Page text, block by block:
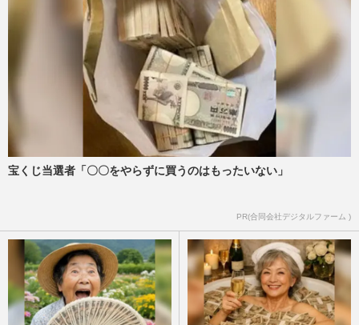
宝くじ当選者「〇〇をやらずに買うのはもったいない」
PR(合同会社デジタルファーム )